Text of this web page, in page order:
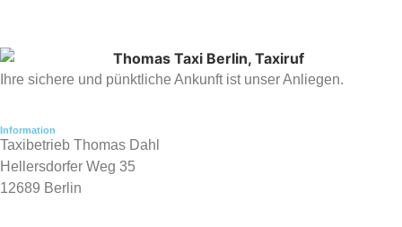
Ihre sichere und pünktliche Ankunft ist unser Anliegen.
Information
Taxibetrieb Thomas Dahl
Hellersdorfer Weg 35
12689 Berlin